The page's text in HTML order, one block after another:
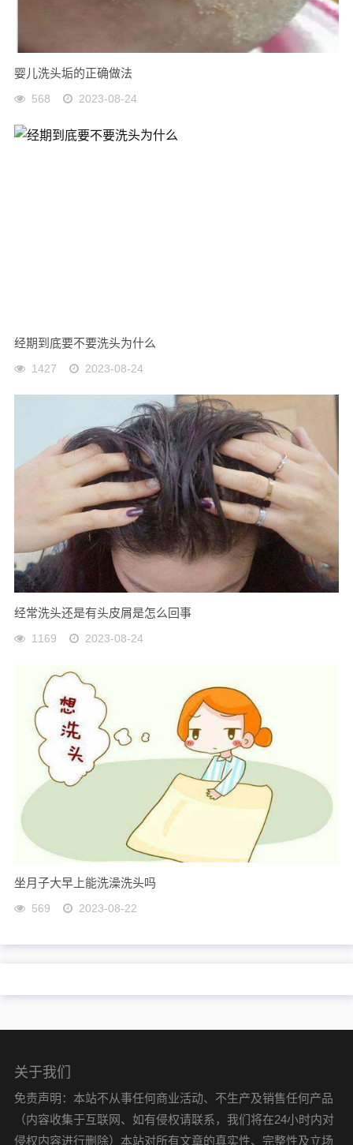
婴儿洗头垢的正确做法
568 2023-08-24
经期到底要不要洗头为什么
1427 2023-08-24
经常洗头还是有头皮屑是怎么回事
1169 2023-08-24
坐月子大早上能洗澡洗头吗
569 2023-08-22
关于我们
免责声明：本站不从事任何商业活动、不生产及销售任何产品
（内容收集于互联网、如有侵权请联系，我们将在24小时内对
侵权内容进行删除）本站对所有文章的真实性、完整性及立场